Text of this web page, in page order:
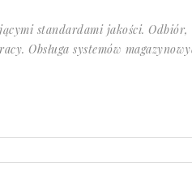
standardami jakości.
Obsługa systemów